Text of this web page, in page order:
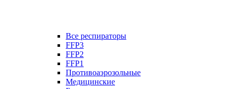
Все респираторы
FFP3
FFP2
FFP1
Противоаэрозольные
Медицинские